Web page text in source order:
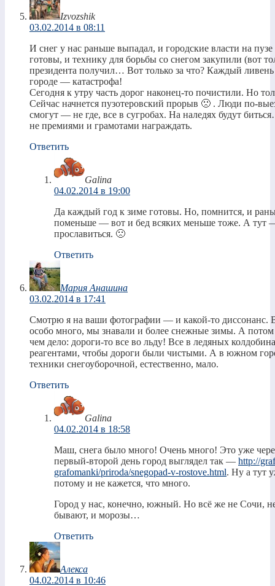
Izvozshik
03.02.2014 в 08:11
И снег у нас раньше выпадал, и городские власти на
готовы, и технику для борьбы со снегом закупили (вот
президента получил… Вот только за что? Каждый
городе — катастрофа!
Сегодня к утру часть дорог наконец-то почистили. Но
Сейчас начнется пузотеровский прорыв 🙁 . Люди по-
смогут — не где, все в сугробах. На наледях будут
не премиями и грамотами награждать.
Ответить
Galina
04.02.2014 в 19:00
Да каждый год к зиме готовы. Но, помнится, и
поменьше — вот и бед всяких меньше тоже. А тут
прославиться. 🙁
Ответить
Мария Анашина
03.02.2014 в 17:41
Смотрю я на ваши фотографии — и какой-то диссонанс.
особо много, мы знавали и более снежные зимы. А потом
чем дело: дороги-то все во льду! Все в ледяных
реагентами, чтобы дороги были чистыми. А в южном
техники снегоуборочной, естественно, мало.
Ответить
Galina
04.02.2014 в 18:58
Маш, снега было много! Очень много! Это уже
первый-второй день город выглядел так — http://
grafomanki/priroda/snegopad-v-rostove.html. Ну а тут
потому и не кажется, что много.
Город у нас, конечно, южный. Но всё же не Сочи,
бывают, и морозы…
Ответить
Алекса
04.02.2014 в 10:46